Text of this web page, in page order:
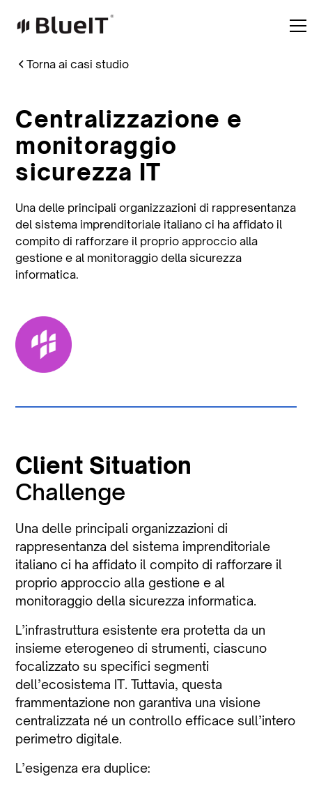
Torna ai casi studio
Centralizzazione e
monitoraggio
sicurezza IT
Una delle principali organizzazioni di rappresentanza
del sistema imprenditoriale italiano ci ha affidato il
compito di rafforzare il proprio approccio alla
gestione e al monitoraggio della sicurezza
informatica.
Client Situation
Challenge
Una delle principali organizzazioni di
rappresentanza del sistema imprenditoriale
italiano ci ha affidato il compito di rafforzare il
proprio approccio alla gestione e al
monitoraggio della sicurezza informatica.
L’infrastruttura esistente era protetta da un
insieme eterogeneo di strumenti, ciascuno
focalizzato su specifici segmenti
dell’ecosistema IT. Tuttavia, questa
frammentazione non garantiva una visione
centralizzata né un controllo efficace sull’intero
perimetro digitale.
L’esigenza era duplice: